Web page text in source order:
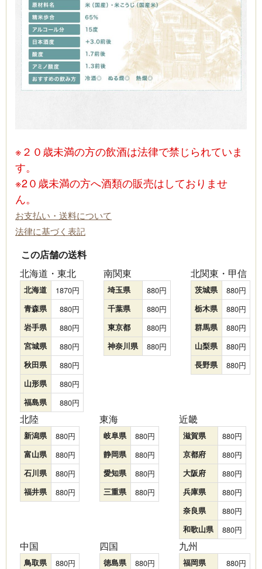
※２０歳未満の方の飲酒は法律で禁じられていま
す。
※2０歳未満の方へ酒類の販売はしておりませ
ん。
お支払い・送料について
法律に基づく表記
この店舗の送料
北海道・東北
北海道 1870
青森県 880
岩手県 880
宮城県 880
秋田県 880
山形県 880
福島県 880
南関東
埼玉県 880
千葉県 880
東京都 880
神奈川県 880
北関東・甲信
茨城県 880
栃木県 880
群馬県 880
山梨県 880
長野県 880
北陸
新潟県 880
富山県 880
石川県 880
福井県 880
東海
岐阜県 880
静岡県 880
愛知県 880
三重県 880
近畿
滋賀県 880
京都府 880
大阪府 880
兵庫県 880
奈良県 880
和歌山県 880
中国
鳥取県 880
四国
徳島県 880
九州
福岡県 880